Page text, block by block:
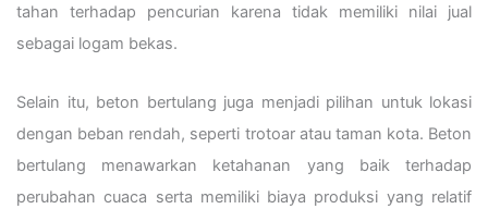
tahan terhadap pencurian karena tidak memiliki nilai jual
sebagai logam bekas.
Selain itu, beton bertulang juga menjadi pilihan untuk lokasi
dengan beban rendah, seperti trotoar atau taman kota. Beton
bertulang menawarkan ketahanan yang baik terhadap
perubahan cuaca serta memiliki biaya produksi yang relatif